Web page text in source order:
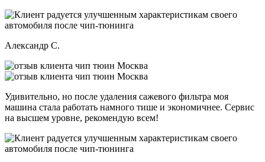
Александр С.
Удивительно, но после удаления сажевого фильтра моя
машина стала работать намного тише и экономичнее. Сервис
на высшем уровне, рекомендую всем!